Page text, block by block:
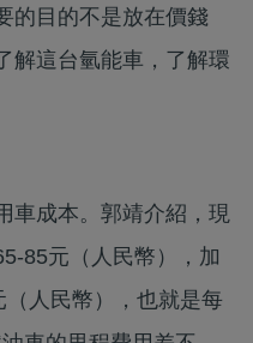
的目的不是放在價錢
解這台氫能車，了解環
車成本。郭靖介紹，現
85元（人民幣），加
人民幣），也就是每